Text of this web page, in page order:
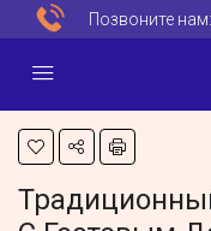
Позвоните нам: